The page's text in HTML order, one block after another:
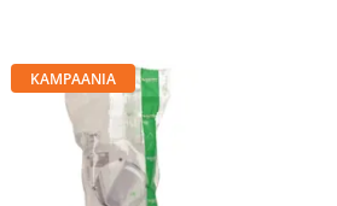
KAMPAANIA